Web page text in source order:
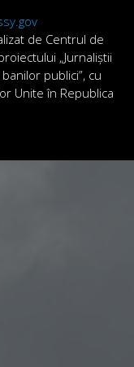
de Centrul de
„Jurnaliștii
publici”, cu
Unite în Republica